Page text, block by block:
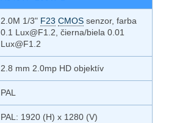
2.0M 1/3" F23 CMOS senzor, farba
0.1 Lux@F1.2, čierna/biela 0.01
Lux@F1.2
2.8 mm 2.0mp HD objektív
PAL
PAL: 1920 (H) x 1280 (V)